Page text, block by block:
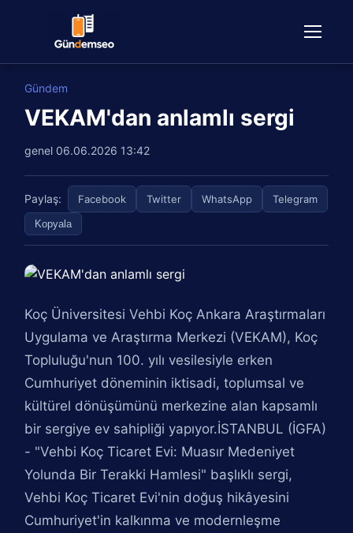
Gündem
VEKAM'dan anlamlı sergi
genel 06.06.2026 13:42
Paylaş: Facebook Twitter WhatsApp Telegram
Kopyala
Koç Üniversitesi Vehbi Koç Ankara Araştırmaları
Uygulama ve Araştırma Merkezi (VEKAM), Koç
Topluluğu'nun 100. yılı vesilesiyle erken
Cumhuriyet döneminin iktisadi, toplumsal ve
kültürel dönüşümünü merkezine alan kapsamlı
bir sergiye ev sahipliği yapıyor.İSTANBUL (İGFA)
- "Vehbi Koç Ticaret Evi: Muasır Medeniyet
Yolunda Bir Terakki Hamlesi" başlıklı sergi,
Vehbi Koç Ticaret Evi'nin doğuş hikâyesini
Cumhuriyet'in kalkınma ve modernleşme